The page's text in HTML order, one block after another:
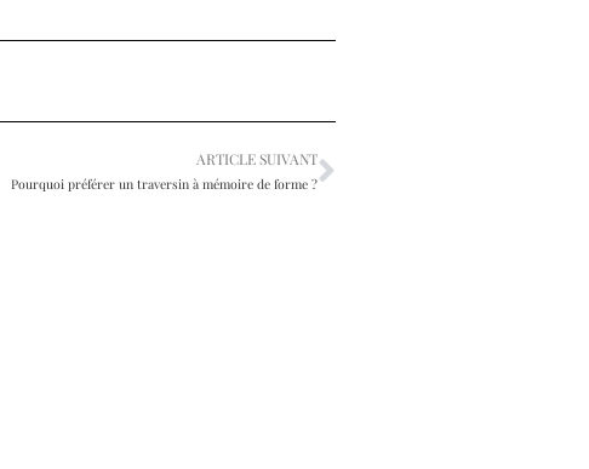
ARTICLE SUIVANT
Pourquoi préférer un traversin à mémoire de forme ?